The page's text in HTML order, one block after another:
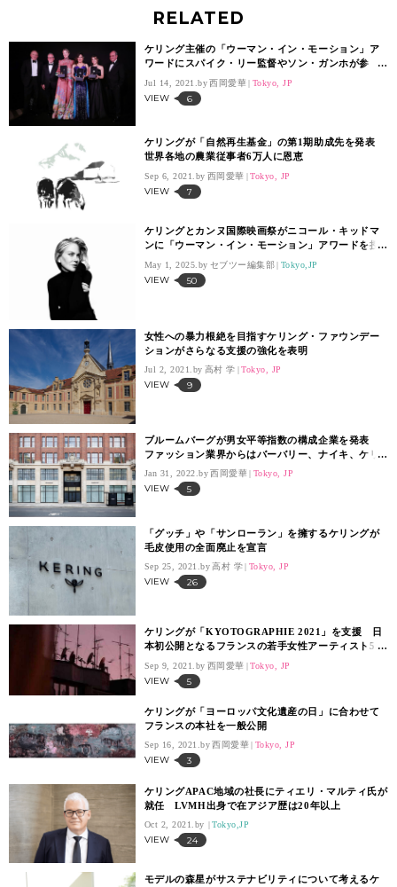
RELATED
ケリング主催の「ウーマン・イン・モーション」ア
ワードにスパイク・リー監督やソン・ガンホが参
Jul 14, 2021. 西岡愛華 Tokyo, JP
VIEW 6
ケリングが「自然再生基金」の第1期助成先を発表​​
世界各地の農業従事者6万人に恩恵
Sep 6, 2021. 西岡愛華 Tokyo, JP
VIEW 7
ケリングとカンヌ国際映画祭がニコール・キッドマ
ンに「ウーマン・イン・モーション」アワードを授
与
May 1, 2025. セブツー編集部 Tokyo,JP
VIEW 50
女性への暴力根絶を目指すケリング・ファウンデー
ションがさらなる支援の強化を表明
Jul 2, 2021. 高村 学 Tokyo, JP
VIEW 9
ブルームバーグが男女平等指数の構成企業を発表
ファッション業界からはバーバリー、ナイキ、ケリ
ングなどが選出
Jan 31, 2022. 西岡愛華 Tokyo, JP
VIEW 5
「グッチ」や「サンローラン」を擁するケリングが
毛皮使用の全面廃止を宣言
Sep 25, 2021. 高村 学 Tokyo, JP
VIEW 26
ケリングが「KYOTOGRAPHIE 2021」を支援 日
本初公開となるフランスの若手女性アーティスト5名
の写真展を開催
Sep 9, 2021. 西岡愛華 Tokyo, JP
VIEW 5
ケリングが「ヨーロッパ文化遺産の日」に合わせて
フランスの本社を一般公開
Sep 16, 2021. 西岡愛華 Tokyo, JP
VIEW 3
ケリングAPAC地域の社長にティエリ・マルティ氏が
就任 LVMH出身で在アジア歴は20年以上
Oct 2, 2021. Tokyo,JP
VIEW 24
モデルの森星がサステナビリティについて考えるケ